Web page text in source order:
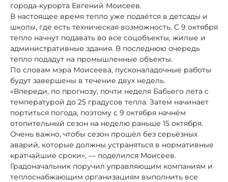
города-курорта Евгений Моисеев.
В настоящее время тепло уже подаётся в детсады и
школы, где есть техническая возможность. С 9 октября
тепло начнут подавать во все соцобъекты, жилые и
административные здания. В последнюю очередь
тепло подадут на промышленные объекты.
По словам мэра Моисеева, пусконаладочные работы
будут завершены в течение двух недель.
«Впереди, по прогнозу, почти неделя Бабьего лета с
температурой до 25 градусов тепла. Затем начинает
портиться погода, поэтому с 9 октября начнём
отопительный сезон на неделю раньше 15 октября.
Очень важно, чтобы сезон прошёл без серьёзных
аварий, которые должны устраняться в нормативные
кратчайшие сроки», — поделился Моисеев.
Градоначальник поручил управляющим компаниям и
теплоснабжающим организациям выполнить все